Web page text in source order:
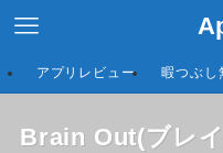
アプリレビュー 暇つぶし
Brain Out(ブレ